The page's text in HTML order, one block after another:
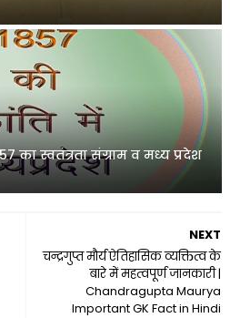
का स्वतंत्रता संग्राम व मध्य प्रदेश
NEXT
चन्द्रगुप्त मौर्य ऐतिहासिक व्यक्तित्व के
बारे में महत्वपूर्ण जानकारी |
Chandragupta Maurya
Important GK Fact in Hindi